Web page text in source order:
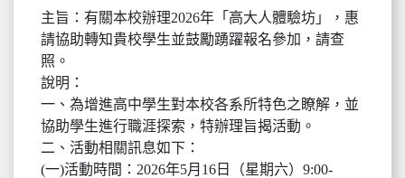
主旨：有關本校辦理2026年「高大人體驗坊」，惠
請協助轉知貴校學生並鼓勵踴躍報名參加，請查
照。
說明：
一、為增進高中學生對本校各系所特色之瞭解，並
協助學生進行職涯探索，特辦理旨揭活動。
二、活動相關訊息如下：
(一)活動時間：2026年5月16日（星期六）9:00-